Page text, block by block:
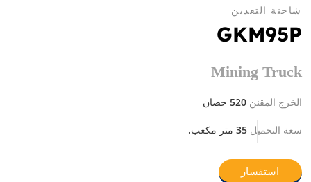
شاحنة التعدين
GKM95P
Mining Truck
الخرج المقنن520 حصان
سعة التحميل35 متر مكعب.
استفسار